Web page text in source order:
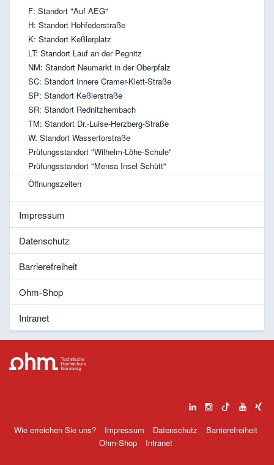
F: Standort "Auf AEG"
H: Standort Hohfederstraße
K: Standort Keßlerplatz
LT: Standort Lauf an der Pegnitz
NM: Standort Neumarkt in der Oberpfalz
SC: Standort Innere Cramer-Klett-Straße
SP: Standort Keßlerstraße
SR: Standort Rednitzhembach
TM: Standort Dr.-Luise-Herzberg-Straße
W: Standort Wassertorstraße
Prüfungsstandort "Wilhelm-Löhe-Schule"
Prüfungsstandort "Mensa Insel Schütt"
Öffnungszeiten
Impressum
Datenschutz
Barrierefreiheit
Ohm-Shop
Intranet
Wie erreichen Sie uns? Impressum Datenschutz
Barrierefreiheit
Ohm-Shop
Intranet